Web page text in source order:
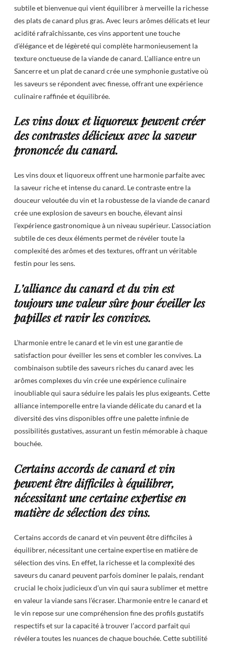
subtile et bienvenue qui vient équilibrer à merveille la richesse
des plats de canard plus gras. Avec leurs arômes délicats et leur
acidité rafraîchissante, ces vins apportent une touche
d’élégance et de légèreté qui complète harmonieusement la
texture onctueuse de la viande de canard. L’alliance entre un
Sancerre et un plat de canard crée une symphonie gustative où
les saveurs se répondent avec finesse, offrant une expérience
culinaire raffinée et équilibrée.
Les vins doux et liquoreux peuvent créer
des contrastes délicieux avec la saveur
prononcée du canard.
Les vins doux et liquoreux offrent une harmonie parfaite avec
la saveur riche et intense du canard. Le contraste entre la
douceur veloutée du vin et la robustesse de la viande de canard
crée une explosion de saveurs en bouche, élevant ainsi
l’expérience gastronomique à un niveau supérieur. L’association
subtile de ces deux éléments permet de révéler toute la
complexité des arômes et des textures, offrant un véritable
festin pour les sens.
L’alliance du canard et du vin est
toujours une valeur sûre pour éveiller les
papilles et ravir les convives.
L’harmonie entre le canard et le vin est une garantie de
satisfaction pour éveiller les sens et combler les convives. La
combinaison subtile des saveurs riches du canard avec les
arômes complexes du vin crée une expérience culinaire
inoubliable qui saura séduire les palais les plus exigeants. Cette
alliance intemporelle entre la viande délicate du canard et la
diversité des vins disponibles offre une palette infinie de
possibilités gustatives, assurant un festin mémorable à chaque
bouchée.
Certains accords de canard et vin
peuvent être difficiles à équilibrer,
nécessitant une certaine expertise en
matière de sélection des vins.
Certains accords de canard et vin peuvent être difficiles à
équilibrer, nécessitant une certaine expertise en matière de
sélection des vins. En effet, la richesse et la complexité des
saveurs du canard peuvent parfois dominer le palais, rendant
crucial le choix judicieux d’un vin qui saura sublimer et mettre
en valeur la viande sans l’écraser. L’harmonie entre le canard et
le vin repose sur une compréhension fine des profils gustatifs
respectifs et sur la capacité à trouver l’accord parfait qui
révélera toutes les nuances de chaque bouchée. Cette subtilité